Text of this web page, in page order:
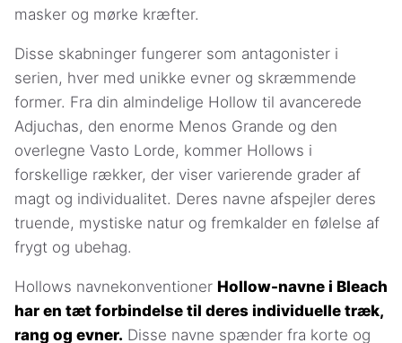
masker og mørke kræfter.
Disse skabninger fungerer som antagonister i
serien, hver med unikke evner og skræmmende
former. Fra din almindelige Hollow til avancerede
Adjuchas, den enorme Menos Grande og den
overlegne Vasto Lorde, kommer Hollows i
forskellige rækker, der viser varierende grader af
magt og individualitet. Deres navne afspejler deres
truende, mystiske natur og fremkalder en følelse af
frygt og ubehag.
Hollows navnekonventioner Hollow-navne i Bleach
har en tæt forbindelse til deres individuelle træk,
rang og evner. Disse navne spænder fra korte og